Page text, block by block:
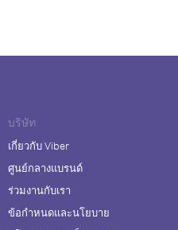
บริษัท
เกี่ยวกับ Viber
ศูนย์กลางแบรนด์
ร่วมงานกับเรา
ข้อกำหนดและนโยบาย